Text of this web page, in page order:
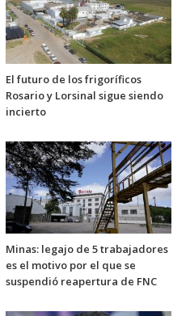
El futuro de los frigoríficos
Rosario y Lorsinal sigue siendo
incierto
Minas: legajo de 5 trabajadores
es el motivo por el que se
suspendió reapertura de FNC